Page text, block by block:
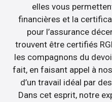
elles vous
financières et la
pour l’assurance
trouvent être certifiés
les compagnons du
fait, en faisant appel à
d’un travail idéal par
Dans cet esprit, notre